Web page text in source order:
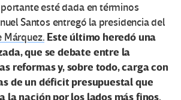
esté dada en términos
Santos entregó la presidencia del
Márquez. Este último heredó una
que se debate entre la
reformas y, sobre todo, carga con
de un déficit presupuestal que